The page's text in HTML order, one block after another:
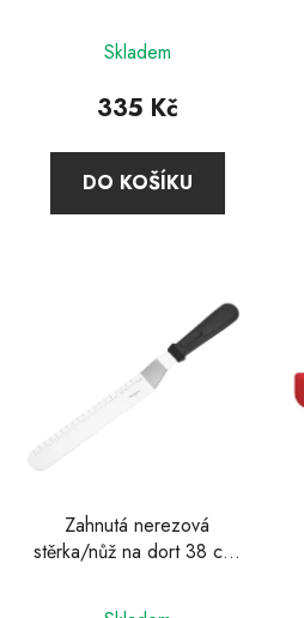
Skladem
335 Kč
DO KOŠÍKU
Zahnutá nerezová
stěrka/nůž na dort 38 cm,